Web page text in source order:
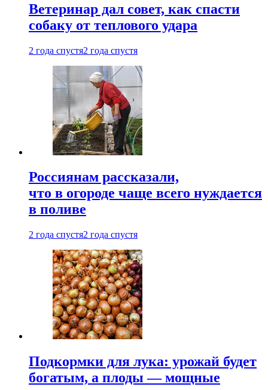
Ветеринар дал совет, как спасти
собаку от теплового удара
2 года спустя2 года спустя
Россиянам рассказали,
что в огороде чаще всего нуждается
в поливе
2 года спустя2 года спустя
Подкормки для лука: урожай будет
богатым, а плоды — мощные